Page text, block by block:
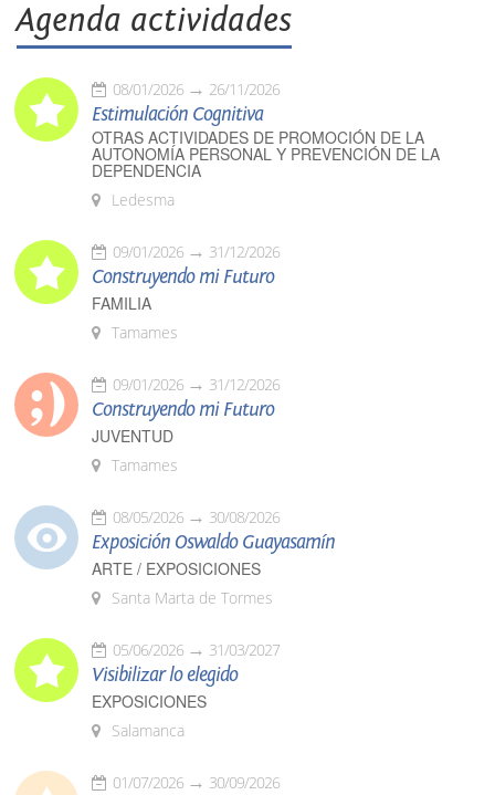
Agenda actividades
08/01/2026 26/11/2026
Estimulación Cognitiva
OTRAS ACTIVIDADES DE PROMOCIÓN DE LA
AUTONOMÍA PERSONAL Y PREVENCIÓN DE LA
DEPENDENCIA
Ledesma
09/01/2026 31/12/2026
Construyendo mi Futuro
FAMILIA
Tamames
09/01/2026 31/12/2026
Construyendo mi Futuro
JUVENTUD
Tamames
08/05/2026 30/08/2026
Exposición Oswaldo Guayasamín
ARTE / EXPOSICIONES
Santa Marta de Tormes
05/06/2026 31/03/2027
Visibilizar lo elegido
EXPOSICIONES
Salamanca
01/07/2026 30/09/2026